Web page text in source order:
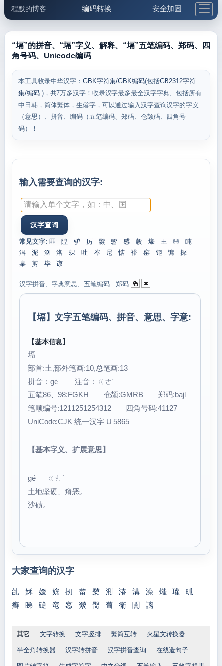
程默的博客 编码转换 安全加固
邮件工具 生活便民 更多工具
“塥”的拼音、“塥”字义、解释、“塥”五笔编码、郑码、四
角号码、Unicode编码
本工具收录中华汉字： GBK字符集/GBK编码(包括GB2312字符
集/编码 )，共7万多汉字！收录汉字最多最全汉字字典、包括所有
中日韩，简体繁体，生僻字，可以通过输入汉字查询汉字的字义
（意思）、拼音、编码（五笔编码、郑码、仓颉码、四角号
码）！
输入需要查询的汉字:
常见文字: 匪 隍 驴 厉 鬏 髫 感 毂 壕 王 噩
盹
洱
泥 汹 洛 蜾 吐 岑 尼 惦 裕 窑 钷 镛
探
臬
剪 毕 谅
汉字拼音、字典意思、五笔编码、郑码:
【塥】文字五笔编码、拼音、意思、字意:
【基本信息】
塥
部首:土,部外笔画:10,总笔画:13
拼音：gé 注音：ㄍㄜˊ
五笔86、98:FGKH 仓颉:GMRB 郑码:bajl
笔顺编号:1211251254312 四角号码:41127
UniCode:CJK 统一汉字 U 5865
【基本字义、扩展意思】
gé ㄍㄜˊ
土地坚硬、瘠恶。
沙碛。
大家查询的汉字
乨 姀 嫒 嫔 扨 榃 櫫 測 湷 溝 滦 熣 瓘
畖
癣
睇 磀 窀 窸 縈 臋 蔔 衛 誾 謧
其它 文字转换 文字竖排 繁简互转 火星文转换器
半全角转换器 汉字转拼音 汉字拼音查询 在线造句子